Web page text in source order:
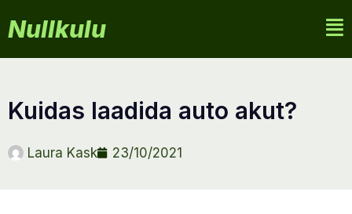
Nullkulu
kuidas laadida auto akut?
Laura Kask 23/10/2021